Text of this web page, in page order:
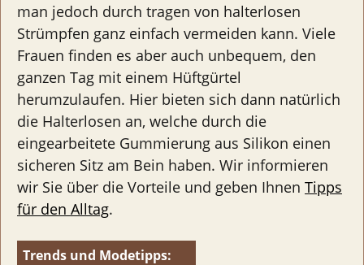
man jedoch durch tragen von halterlosen
Strümpfen ganz einfach vermeiden kann. Viele
Frauen finden es aber auch unbequem, den
ganzen Tag mit einem Hüftgürtel
herumzulaufen. Hier bieten sich dann natürlich
die Halterlosen an, welche durch die
eingearbeitete Gummierung aus Silikon einen
sicheren Sitz am Bein haben. Wir informieren
wir Sie über die Vorteile und geben Ihnen Tipps
für den Alltag.
Trends und Modetipps: